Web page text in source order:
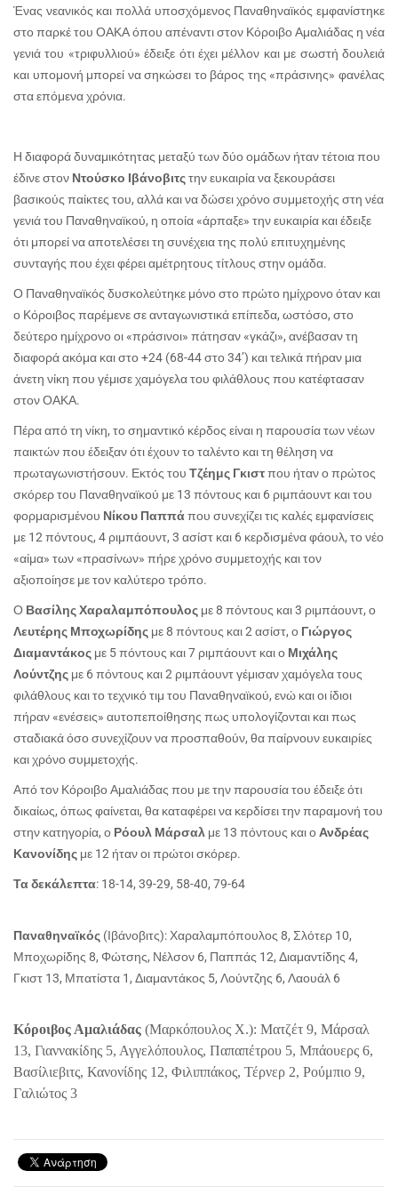
Ένας νεανικός και πολλά υποσχόμενος Παναθηναϊκός εμφανίστηκε
στο παρκέ του ΟΑΚΑ όπου απέναντι στον Κόροιβο Αμαλιάδας η νέα
γενιά του «τριφυλλιού» έδειξε ότι έχει μέλλον και με σωστή δουλειά
και υπομονή μπορεί να σηκώσει το βάρος της «πράσινης» φανέλας
στα επόμενα χρόνια.
Η διαφορά δυναμικότητας μεταξύ των δύο ομάδων ήταν τέτοια που
έδινε στον Ντούσκο Ιβάνοβιτςτην ευκαιρία να ξεκουράσει
βασικούς παίκτες του, αλλά και να δώσει χρόνο συμμετοχής στη νέα
γενιά του Παναθηναϊκού, η οποία «άρπαξε» την ευκαιρία και έδειξε
ότι μπορεί να αποτελέσει τη συνέχεια της πολύ επιτυχημένης
συνταγής που έχει φέρει αμέτρητους τίτλους στην ομάδα.
Ο Παναθηναϊκός δυσκολεύτηκε μόνο στο πρώτο ημίχρονο όταν και
ο Κόροιβος παρέμενε σε ανταγωνιστικά επίπεδα, ωστόσο, στο
δεύτερο ημίχρονο οι «πράσινοι» πάτησαν «γκάζι», ανέβασαν τη
διαφορά ακόμα και στο +24 (68-44 στο 34’) και τελικά πήραν μια
άνετη νίκη που γέμισε χαμόγελα του φιλάθλους που κατέφτασαν
στον ΟΑΚΑ.
Πέρα από τη νίκη, το σημαντικό κέρδος είναι η παρουσία των νέων
παικτών που έδειξαν ότι έχουν το ταλέντο και τη θέληση να
πρωταγωνιστήσουν. Εκτός του Τζέημς Γκιστπου ήταν ο πρώτος
σκόρερ του Παναθηναϊκού με 13 πόντους και 6 ριμπάουντ και του
φορμαρισμένου Νίκου Παππάπου συνεχίζει τις καλές εμφανίσεις
με 12 πόντους, 4 ριμπάουντ, 3 ασίστ και 6 κερδισμένα φάουλ, το νέο
«αίμα» των «πρασίνων» πήρε χρόνο συμμετοχής και τον
αξιοποίησε με τον καλύτερο τρόπο.
Ο Βασίλης Χαραλαμπόπουλος με 8 πόντους και 3 ριμπάουντ, ο
Λευτέρης Μποχωρίδης με 8 πόντους και 2 ασίστ, ο Γιώργος
Διαμαντάκος με 5 πόντους και 7 ριμπάουντ και ο Μιχάλης
Λούντζης με 6 πόντους και 2 ριμπάουντ γέμισαν χαμόγελα τους
φιλάθλους και το τεχνικό τιμ του Παναθηναϊκού, ενώ και οι ίδιοι
πήραν «ενέσεις» αυτοπεποίθησης πως υπολογίζονται και πως
σταδιακά όσο συνεχίζουν να προσπαθούν, θα παίρνουν ευκαιρίες
και χρόνο συμμετοχής.
Από τον Κόροιβο Αμαλιάδας που με την παρουσία του έδειξε ότι
δικαίως, όπως φαίνεται, θα καταφέρει να κερδίσει την παραμονή του
στην κατηγορία, ο Ρόουλ Μάρσαλ με 13 πόντους και ο Ανδρέας
Κανονίδης με 12 ήταν οι πρώτοι σκόρερ.
Τα δεκάλεπτα: 18-14, 39-29, 58-40, 79-64
Παναθηναϊκός (Ιβάνοβιτς): Χαραλαμπόπουλος 8, Σλότερ 10,
Μποχωρίδης 8, Φώτσης, Νέλσον 6, Παππάς 12, Διαμαντίδης 4,
Γκιστ 13, Μπατίστα 1, Διαμαντάκος 5, Λούντζης 6, Λαουάλ 6
Κόροιβος Αμαλιάδας (Μαρκόπουλος Χ.): Ματζέτ 9, Μάρσαλ
13, Γιαννακίδης 5, Αγγελόπουλος, Παπαπέτρου 5, Μπάουερς 6,
Βασίλιεβιτς, Κανονίδης 12, Φιλιππάκος, Τέρνερ 2, Ρούμπιο 9,
Γαλιώτος 3